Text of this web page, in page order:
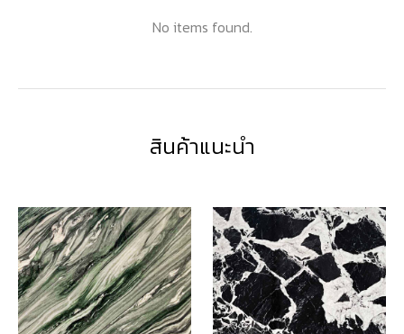
No items found.
สินค้าแนะนำ